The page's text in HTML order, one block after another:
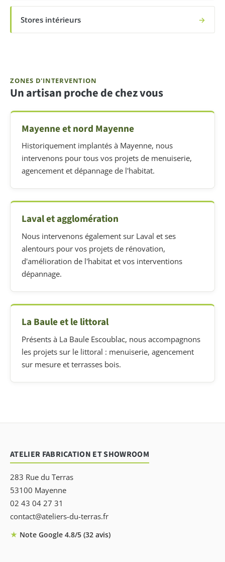
Stores intérieurs →
ZONES D'INTERVENTION
Un artisan proche de chez vous
Mayenne et nord Mayenne
Historiquement implantés à Mayenne, nous
intervenons pour tous vos projets de menuiserie,
agencement et dépannage de l'habitat.
Laval et agglomération
Nous intervenons également sur Laval et ses
alentours pour vos projets de rénovation,
d'amélioration de l'habitat et vos interventions
dépannage.
La Baule et le littoral
Présents à La Baule Escoublac, nous accompagnons
les projets sur le littoral : menuiserie, agencement
sur mesure et terrasses bois.
ATELIER FABRICATION ET SHOWROOM
283 Rue du Terras
53100 Mayenne
02 43 04 27 31
contact@ateliers-du-terras.fr
★ Note Google 4.8/5 (32 avis)